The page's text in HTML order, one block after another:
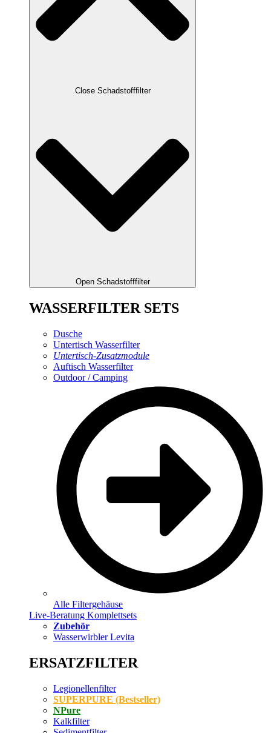
Close Schadstofffilter
Open Schadstofffilter
WASSERFILTER SETS
Dusche
Untertisch Wasserfilter
Untertisch-Zusatzmodule
Auftisch Wasserfilter
Outdoor / Camping
Alle Filtergehäuse
Live-Beratung Komplettsets
Zubehör
Wasserwirbler Levita
ERSATZFILTER
Legionellenfilter
SUPERPURE (Bestseller)
NPure
Kalkfilter